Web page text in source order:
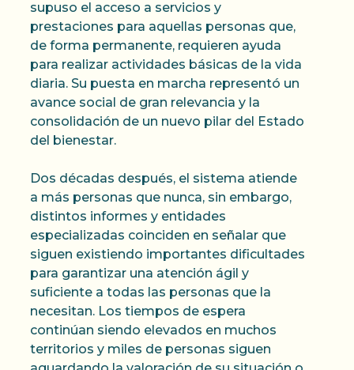
supuso el acceso a servicios y
prestaciones para aquellas personas que,
de forma permanente, requieren ayuda
para realizar actividades básicas de la vida
diaria. Su puesta en marcha representó un
avance social de gran relevancia y la
consolidación de un nuevo pilar del Estado
del bienestar.
Dos décadas después, el sistema atiende
a más personas que nunca, sin embargo,
distintos informes y entidades
especializadas coinciden en señalar que
siguen existiendo importantes dificultades
para garantizar una atención ágil y
suficiente a todas las personas que la
necesitan. Los tiempos de espera
continúan siendo elevados en muchos
territorios y miles de personas siguen